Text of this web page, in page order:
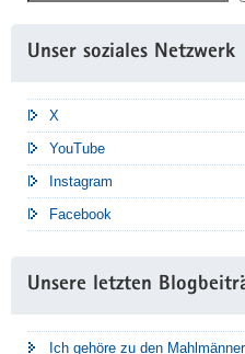
Unser soziales Netzwerk
X
YouTube
Instagram
Facebook
Unsere letzten
Ich gehöre zu den